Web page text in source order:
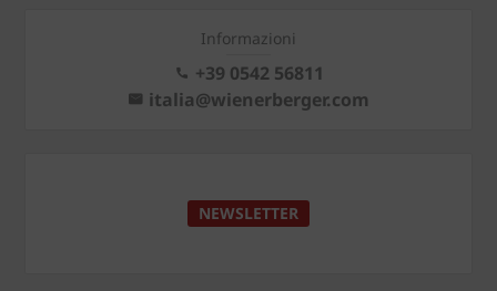
Informazioni
+39 0542 56811
italia@wienerberger.com
NEWSLETTER